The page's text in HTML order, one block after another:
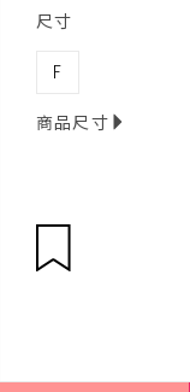
尺寸
F
商品尺寸